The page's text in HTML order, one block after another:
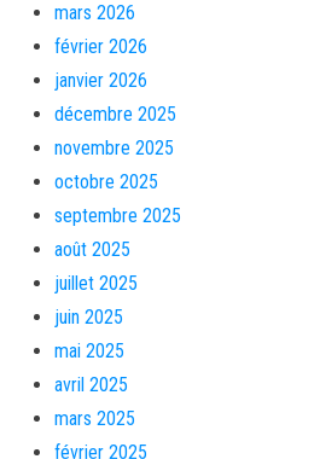
mars 2026
février 2026
janvier 2026
décembre 2025
novembre 2025
octobre 2025
septembre 2025
août 2025
juillet 2025
juin 2025
mai 2025
avril 2025
mars 2025
février 2025